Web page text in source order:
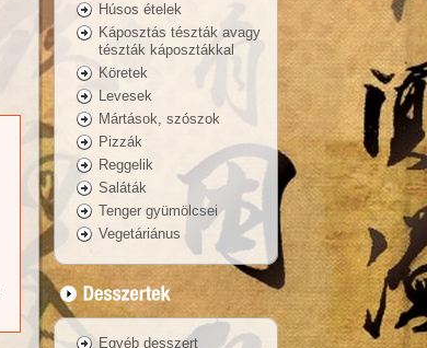
Húsos ételek
Káposztás tészták avagy
tészták káposztákkal
Köretek
Levesek
Mártások, szószok
Pizzák
Reggelik
Saláták
Tenger gyümölcsei
Vegetáriánus
Egyéb desszert